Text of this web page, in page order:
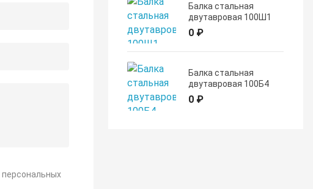
персональных
Балка стальная
двутавровая 100Ш1
0 ₽
Балка стальная
двутавровая 100Б4
0 ₽